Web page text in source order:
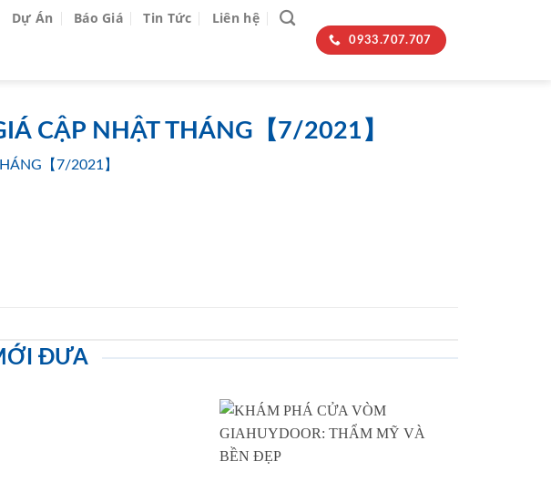
Dự Án Báo Giá Tin Tức Liên hệ
0933.707.707
CẬP NHẬT THÁNG【7/2021】
【7/2021】
ĐƯA